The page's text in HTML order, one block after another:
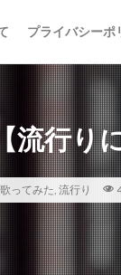
プライバシーポ
流行り
歌ってみた, 流行り